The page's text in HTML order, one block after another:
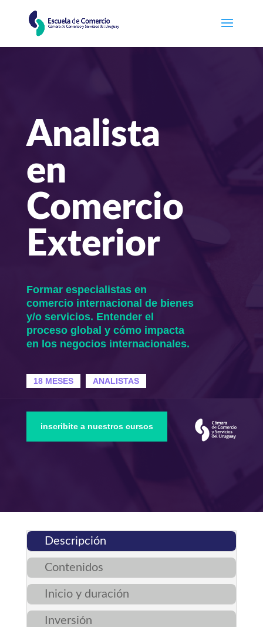
Analista
en
Comercio
Exterior
Formar especialistas en
comercio internacional de bienes
y/o servicios. Entender el
proceso global y cómo impacta
en los negocios internacionales.
18 MESES ANALISTAS
inscribite a nuestros cursos
Descripción
Contenidos
Inicio y duración
Inversión